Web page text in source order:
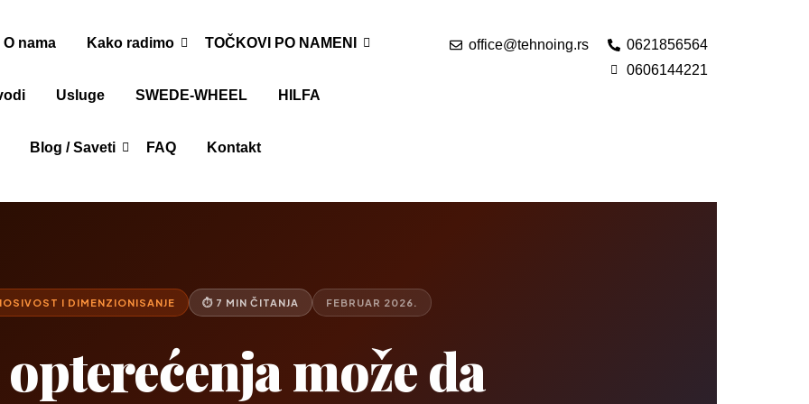
O nama Kako radimo TOČKOVI PO NAMENI
Usluge SWEDE-WHEEL HILFA
Blog / Saveti FAQ Kontakt
office@tehnoing.rs
0621856564
0606144221
I DIMENZIONISANJE ⏱ 7 MIN ČITANJA FEBRUAR 2026.
može da